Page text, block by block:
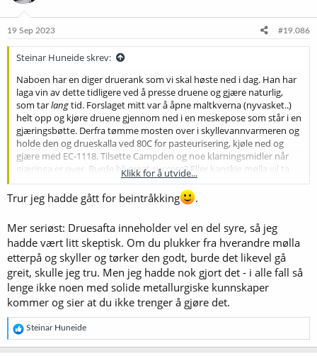
o
e
19 Sep 2023 #19.086
Steinar Huneide skrev:
Naboen har en diger druerank som vi skal høste ned i dag. Han har
laga vin av dette tidligere ved å presse druene og gjære naturlig,
som tarlangtid. Forslaget mitt var å åpne maltkverna (nyvasket..)
helt opp og kjøre druene gjennom ned i en meskepose som står i en
gjæringsbøtte. Derfra tømme mosten over i skyllevannvarmeren og
holde den og drueskalla ved 80C for pasteurisering, kjøle ned og
gjære med EC-1118. Tilsette Campden og noe klarningsmidler når
gjæringa er over. Burde bli great success? Eller kanskje mølla vil ta
Klikk for å utvide...
Trur jeg hadde gått for beintråkking .
Mer seriøst: Druesafta inneholder vel en del syre, så jeg
hadde vært litt skeptisk. Om du plukker fra hverandre mølla
etterpå og skyller og tørker den godt, burde det likevel gå
greit, skulle jeg tru. Men jeg hadde nok gjort det - i alle fall så
lenge ikke noen med solide metallurgiske kunnskaper
kommer og sier at du ikke trenger å gjøre det.
R
e
a
Steinar Huneide